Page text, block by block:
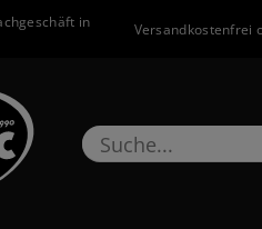
in Versandkostenfrei